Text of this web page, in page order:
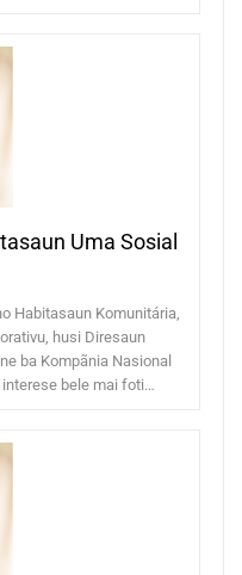
Uma Sosial
Habitasaun Komunitária,
husi Diresaun
ba Kompãnia Nasional
interese bele mai foti…